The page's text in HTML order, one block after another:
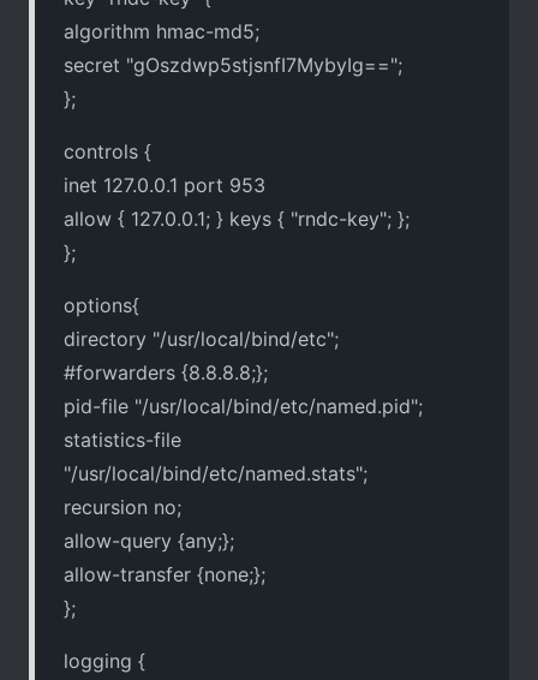
algorithm hmac-md5;
secret "gOszdwp5stjsnfI7MybyIg==";
};
controls {
inet 127.0.0.1 port 953
allow { 127.0.0.1; } keys { "rndc-key"; };
};
options{
directory "/usr/local/bind/etc";
#forwarders {8.8.8.8;};
pid-file "/usr/local/bind/etc/named.pid";
statistics-file
"/usr/local/bind/etc/named.stats";
recursion no;
allow-query {any;};
allow-transfer {none;};
};
logging {